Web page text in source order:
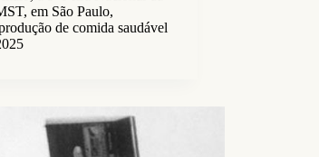
em São Paulo,
de comida saudável